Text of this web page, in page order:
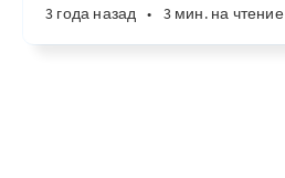
3 года назад • 3 мин. на чтение